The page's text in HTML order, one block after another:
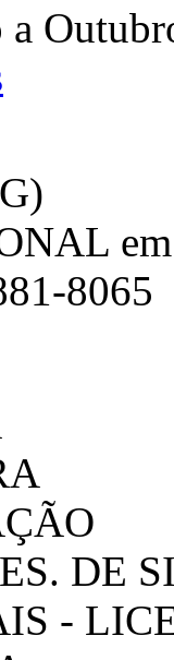
a
8065
DE
-